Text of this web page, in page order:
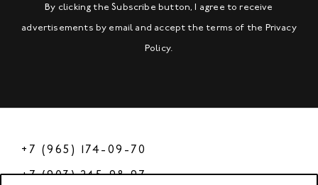
By clicking the Subscribe button, I agree to receive
advertisements by email and accept the terms of the Privacy
Policy.
+7 (965) 174-09-70
+7 (903) 245-98-97